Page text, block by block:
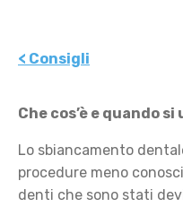
< Consigli
Che cos’è e quando si
Lo sbiancamento
procedure meno
denti che sono stati